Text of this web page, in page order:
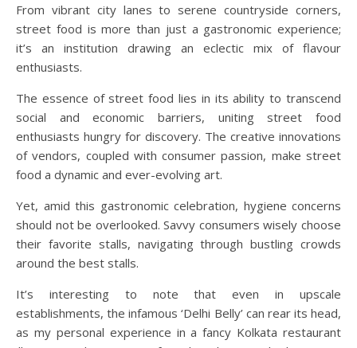
From vibrant city lanes to serene countryside corners,
street food is more than just a gastronomic experience;
it’s an institution drawing an eclectic mix of flavour
enthusiasts.
The essence of street food lies in its ability to transcend
social and economic barriers, uniting street food
enthusiasts hungry for discovery. The creative innovations
of vendors, coupled with consumer passion, make street
food a dynamic and ever-evolving art.
Yet, amid this gastronomic celebration, hygiene concerns
should not be overlooked. Savvy consumers wisely choose
their favorite stalls, navigating through bustling crowds
around the best stalls.
It’s interesting to note that even in upscale
establishments, the infamous ‘Delhi Belly’ can rear its head,
as my personal experience in a fancy Kolkata restaurant